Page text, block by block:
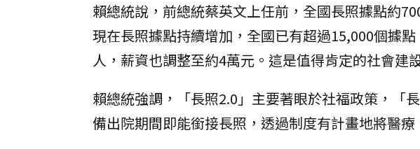
賴總統說，前總統蔡英文上任前，全國長照據點約
現在長照據點持續增加，全國已有超過15,000個據
人，薪資也調整至約4萬元。這是值得肯定的社會建
賴總統強調，「長照2.0」主要著眼於社福政策，「
備出院期間即能銜接長照，透過制度有計畫地將醫療